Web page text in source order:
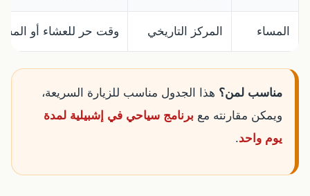
المساء المركز التاريخي وقت حر للعشاء أو
مناسب لمن؟ هذا الجدول مناسب للزيارة السريعة،
ويمكن مقارنته مع برنامج سياحي في إشبيلية لمدة
يوم واحد.